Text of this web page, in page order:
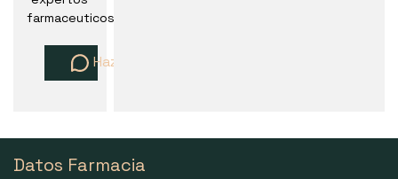
farmaceuticos
Haz una pregunta
Datos Farmacia